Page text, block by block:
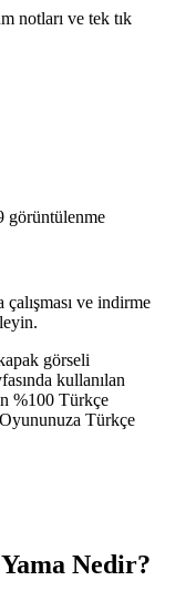
notları ve tek tık
görüntülenme
ve indirme
kullanılan
%100 Türkçe
Türkçe
Nedir?